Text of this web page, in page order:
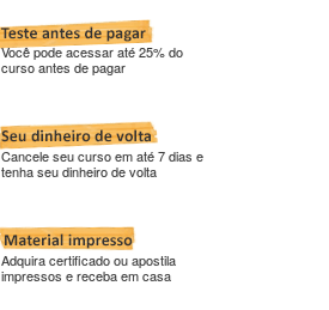
Você pode acessar até 25% do
curso antes de pagar
Cancele seu curso em até 7 dias e
tenha seu dinheiro de volta
Adquira certificado ou apostila
impressos e receba em casa